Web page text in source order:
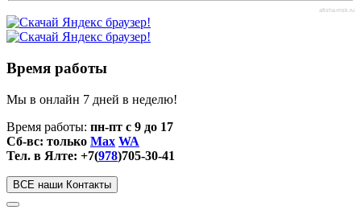
afisha-msk.ru
Время работы
Мы в онлайн 7 дней в неделю!
Время работы: пн-пт с 9 до 17
Сб-вс: только Max WA
Тел. в Ялте: +7(978)705-30-41
ВСЕ наши Контакты